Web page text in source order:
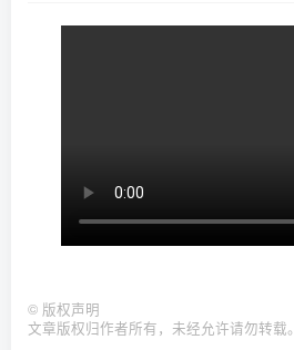
© 版权声明
文章版权归作者所有，未经允许请勿转载。